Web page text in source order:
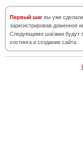
Первый шаг вы уже сделали,
зарегистрировав доменное
Следующими шагами будут
хостинга и создание сайта.